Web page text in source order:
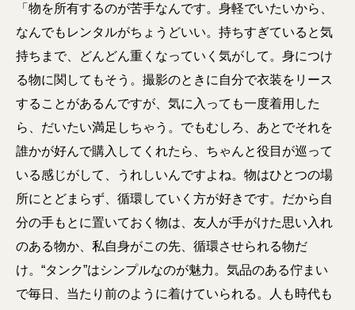
「物を所有するのが苦手なんです。身軽でいたいから、
なんでもレンタルがちょうどいい。持ちすぎていると気
持ちまで、どんどん重くなっていく気がして。身につけ
る物に関してもそう。撮影のときに自分で衣装をリース
することがあるんですが、気に入っても一度着用した
ら、だいたい満足しちゃう。でもむしろ、あとでそれを
誰かが好んで購入してくれたら、ちゃんと役目が巡って
いる感じがして、うれしいんですよね。物はひとつの場
所にとどまらず、循環していく方が好きです。だから自
分の手もとに置いておく物は、友人が手がけた思い入れ
のある物か、私自身がこの先、循環させられる物だ
け。“タンク”はシンプルなのが魅力。気品のある佇まい
で毎日、当たり前のように着けていられる。人も時代も